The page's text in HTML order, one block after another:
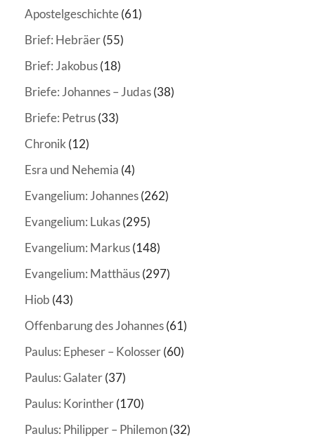
Apostelgeschichte(61)
Brief: Hebräer(55)
Brief: Jakobus(18)
Briefe: Johannes – Judas(38)
Briefe: Petrus(33)
Chronik (12)
Esra und Nehemia (4)
Evangelium: Johannes(262)
Evangelium: Lukas(295)
Evangelium: Markus(148)
Evangelium: Matthäus(297)
Hiob (43)
Offenbarung des Johannes(61)
Paulus: Epheser – Kolosser(60)
Paulus: Galater(37)
Paulus: Korinther(170)
Paulus: Philipper – Philemon(32)